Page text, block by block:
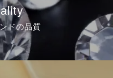
ドの品質